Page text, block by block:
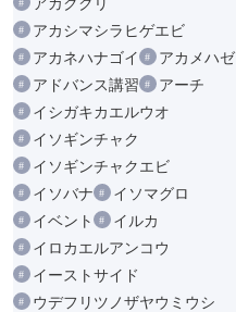
アカシマシラヒゲエビ
アカネハナゴイ
アカメハゼ
アドバンス講習
アーチ
イシガキカエルウオ
イソギンチャク
イソギンチャクエビ
イソバナ
イソマグロ
イベント
イルカ
イロカエルアンコウ
イーストサイド
ウデフリツノザヤウミウシ